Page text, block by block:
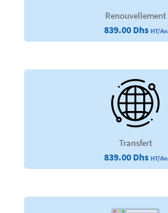
Renouvellement
839.00 Dhs HT/An
Transfert
839.00 Dhs HT/An